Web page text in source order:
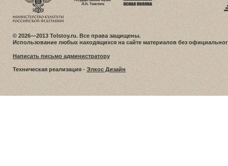
© 2026—2013 Tolstoy.ru. Все права защищены.
Использование любых находящихся на сайте материалов без
Написать письмо администратору
Техническая реализация - Элкос Дизайн